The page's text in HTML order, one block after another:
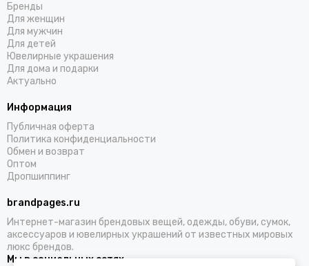
Бренды
Для женщин
Для мужчин
Для детей
Ювелирные украшения
Для дома и подарки
Актуально
Информация
Публичная оферта
Политика конфиденциальности
Обмен и возврат
Оптом
Дропшиппинг
brandpages.ru
Интернет-магазин брендовых вещей, одежды, обуви, сумок,
аксессуаров и ювелирных украшений от известных мировых
люкс брендов.
Мы в социальных сетях